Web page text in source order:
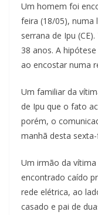
Um homem foi
feira (18/05), numa
serrana de Ipu
38 anos. A
ao encostar numa
Um familiar da
de Ipu que o fato
porém, o
manhã desta
Um irmão da
encontrado caído
rede elétrica, ao
casado e pai de